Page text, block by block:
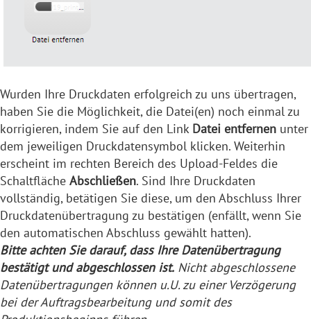
Wurden Ihre Druckdaten erfolgreich zu uns übertragen,
haben Sie die Möglichkeit, die Datei(en) noch einmal zu
korrigieren, indem Sie auf den Link Datei entfernen unter
dem jeweiligen Druckdatensymbol klicken. Weiterhin
erscheint im rechten Bereich des Upload-Feldes die
Schaltfläche Abschließen. Sind Ihre Druckdaten
vollständig, betätigen Sie diese, um den Abschluss Ihrer
Druckdatenübertragung zu bestätigen (enfällt, wenn Sie
den automatischen Abschluss gewählt hatten).
Bitte achten Sie darauf, dass Ihre Datenübertragung
bestätigt und abgeschlossen ist. Nicht abgeschlossene
Datenübertragungen können u.U. zu einer Verzögerung
bei der Auftragsbearbeitung und somit des